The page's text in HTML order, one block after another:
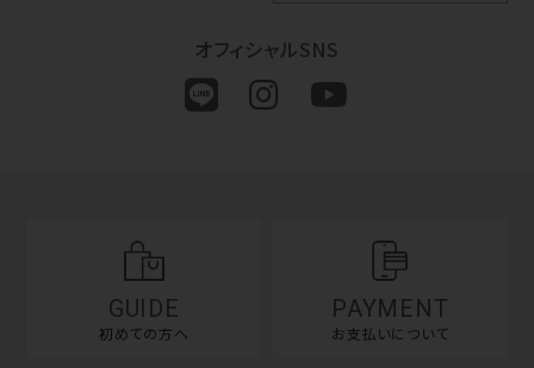
オフィシャルSNS
GUIDE
初めての方へ
PAYMENT
お支払いについて